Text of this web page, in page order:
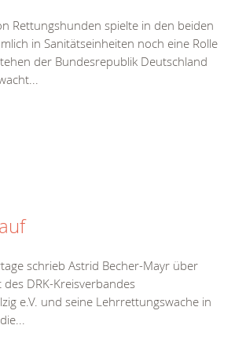
Rettungshunden spielte in den beiden
in Sanitätseinheiten noch eine Rolle
der Bundesrepublik Deutschland
schrieb Astrid Becher-Mayr über
DRK-Kreisverbandes
e.V. und seine Lehrrettungswache in